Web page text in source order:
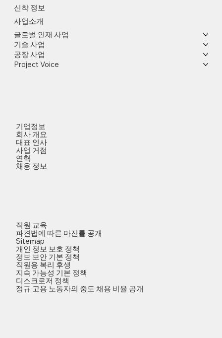
신착 정보
사업소개
글로벌 인재 사업
기술 사업
공장 사업
Project Voice
기업정보
회사 개요
대표 인사
사업 거점
연혁
채용 정보
직원 교육
파견법에 따른 마진률 공개
Sitemap
개인 정보 보호 정책
정보 보안 기본 정책
직원용 복리 후생
지속 가능성 기본 정책
디스크로저 정책
정규 고용 노동자의 중도 채용 비율 공개